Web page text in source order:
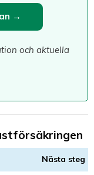
→
och aktuella
Nästa steg